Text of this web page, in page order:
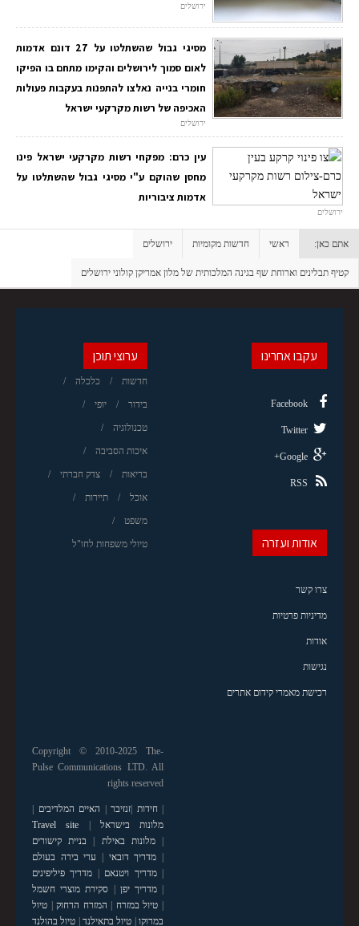
ירושלים
מסיגי גבול שהשתלטו על 27 דונם אדמות
לאום סמוך לירושלים והקימו מתחם בו הפיקו
חומרי בנייה נאלצו להתפנות בעקבות פעולות
האכיפה של רשות מקרקעי ישראל
ירושלים
עין כרם: מפקחי רשות מקרקעי ישראל פינו
מחסן שהוקם ע"י מסיגי גבול שהשתלטו על
אדמות ציבוריות
ירושלים
אתם כאן: ראשי חדשות מקומיות ירושלים
קטיף תבלינים וארוחת שף בגינה המלכותית של מלון אמריקן קולוני ירושלים
ערוצי תוכן
חדשות כלכלה
בידור יופי
טכנולוגיה
איכות הסביבה
בריאות צדק חברתי
אוכל תיירות
משפט
טיולי משפחות לחו"ל
עקבו אחרינו
Facebook
Twitter
Google+
RSS
אודות ועזרה
צרו קשר
מדיניות פרטיות
אודות
נגישות
רכישת מאמרי קידום אתרים
Copyright © 2010-2025 The-
Pulse Communications LTD. All
rights reserved
|חידות |זנזיבר | האיים המלדיבים |
מלונות בישראל |
Travel site
|מלונות באילת | בניית קישורים
| מדריך דובאי | ערי בירה בעולם
|מדריך ויטנאם | מדריך פיליפינים
|מדריך יפן | סקירת מוצרי חשמל
| טיול במזרח | המזרח הרחוק| טיול
במרוקו| טיול בתאילנד| טיול בהולנד